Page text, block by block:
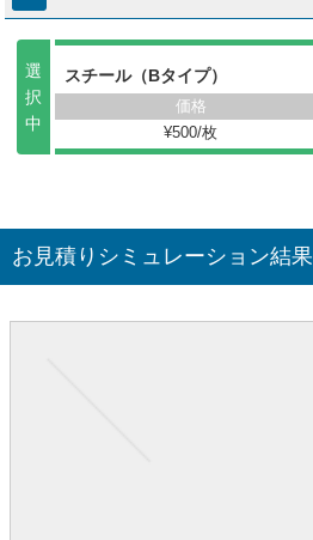
選
択
中
スチール（Bタイプ）
¥500/枚
お見積りシミュレーション結果